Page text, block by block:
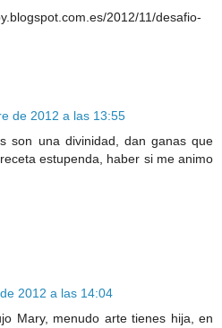
2012/11/desafio-
de 2012 a las 13:55
son una divinidad, dan ganas que
estupenda, haber si me animo
2012 a las 14:04
Mary, menudo arte tienes hija, en